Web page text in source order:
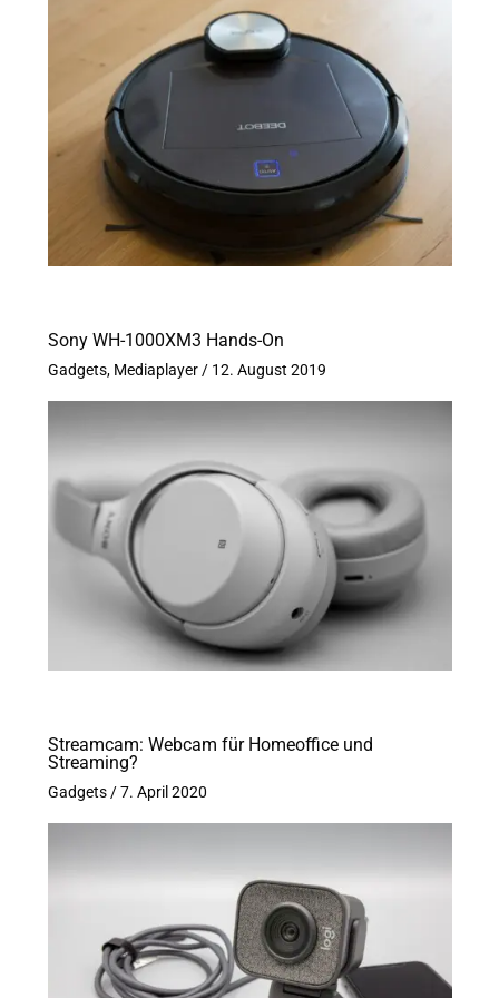
Sony WH-1000XM3 Hands-On
Gadgets, Mediaplayer/ 12. August 2019
Streamcam: Webcam für Homeoffice und
Streaming?
Gadgets/7. April 2020